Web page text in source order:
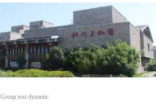
本馆概况
群文动态
艺术欣赏
羌保区成果
Group text dynamic